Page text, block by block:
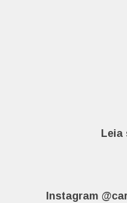
Leia
Instagram